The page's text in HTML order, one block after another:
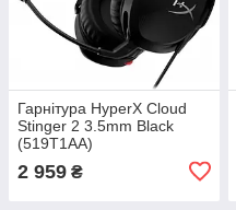
Гарнітура HyperX Cloud
Stinger 2 3.5mm Black
(519T1AA)
2 959 ₴